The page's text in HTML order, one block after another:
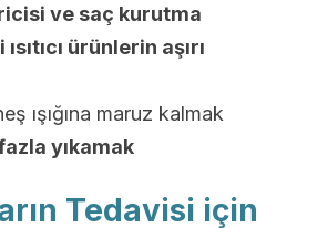
ve saç kurutma
ürünlerin aşırı
ışığına maruz kalmak
yıkamak
Tedavisi için